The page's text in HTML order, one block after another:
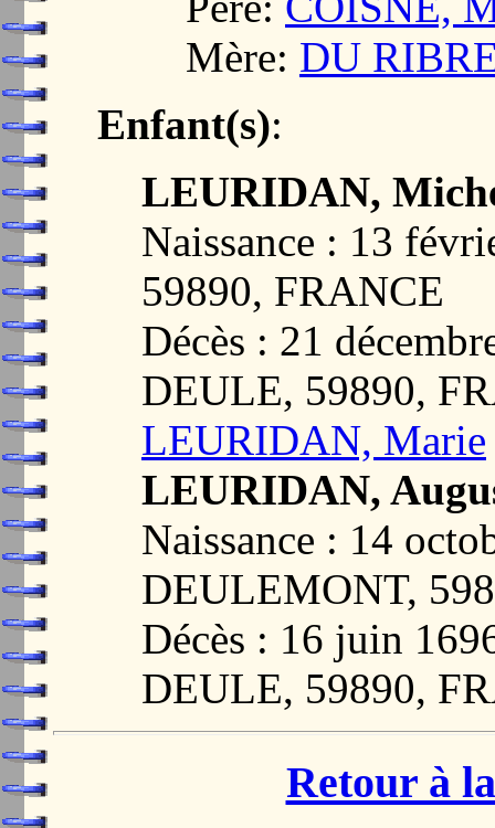
Mère: DU
Enfant(s):
LEURIDAN,
Naissance : 13
59890, FRANCE
Décès : 21
DEULE, 59890,
LEURIDAN, Marie
LEURIDAN,
Naissance : 14
DEULEMONT,
Décès : 16 juin
DEULE, 59890,
Retour à